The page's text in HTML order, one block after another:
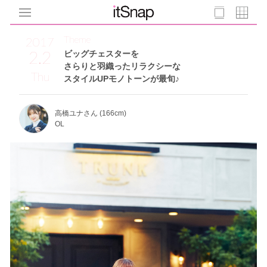
2017
2.2
Thu
ビッグチェスターを
さらりと羽織ったリラクシーな
スタイルUPモノトーンが最旬♪
Theme
高橋ユナさん (166cm)
OL